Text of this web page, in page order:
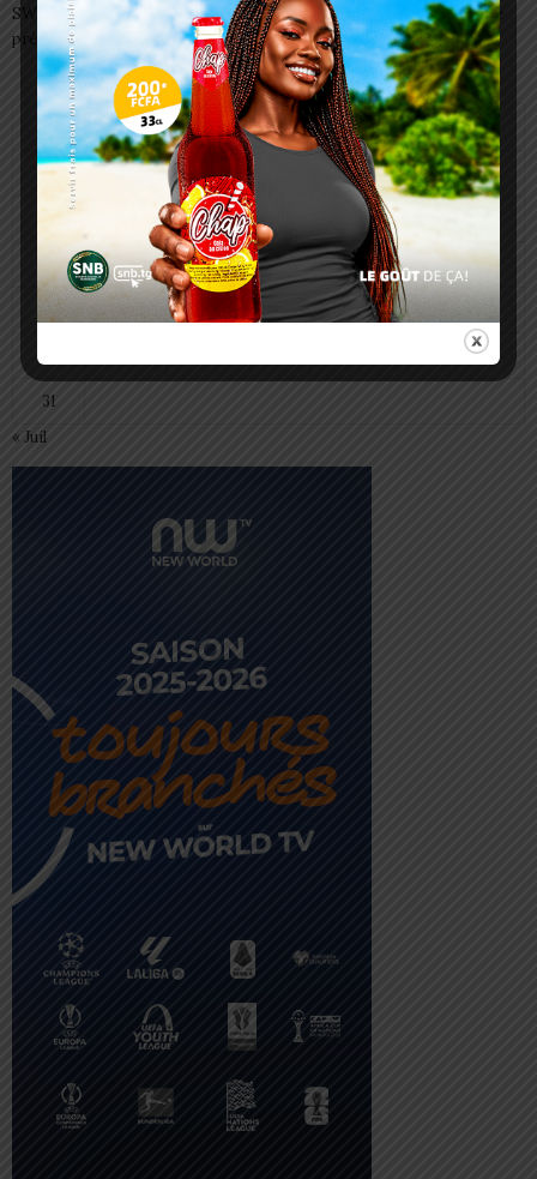
SWEDD+ Togo / ECOLE DE LA CHANCE : les maitres-artisans se
préparent à transmettre
août 2026
M M J V S D
1 2
5
10 11 12 13 14 15 16
17 18 19 21 22 23
30
31
« Juil